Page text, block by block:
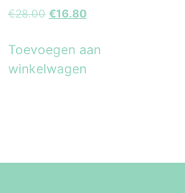
€28.00 €16.80
Toevoegen aan
winkelwagen